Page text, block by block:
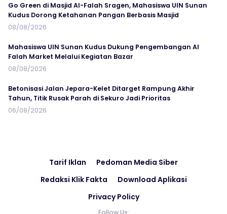
Go Green di Masjid Al-Falah Sragen, Mahasiswa UIN Sunan
Kudus Dorong Ketahanan Pangan Berbasis Masjid
08/08/2026
Mahasiswa UIN Sunan Kudus Dukung Pengembangan Al
Falah Market Melalui Kegiatan Bazar
08/08/2026
Betonisasi Jalan Jepara-Kelet Ditarget Rampung Akhir
Tahun, Titik Rusak Parah di Sekuro Jadi Prioritas
06/08/2026
Tarif Iklan
Pedoman Media Siber
Redaksi Klik Fakta
Download Aplikasi
Privacy Policy
Follow Us: